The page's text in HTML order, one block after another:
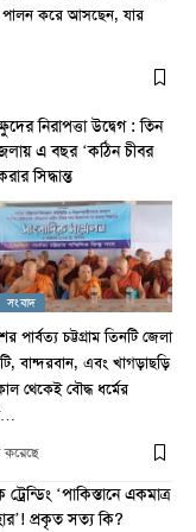
পালন করে আসছেন, যার
নিরাপত্তা উদ্বেগ : তিন
এ বছর ‘কঠিন চীবর
সিদ্ধান্ত
সংবাদ
পার্বত্য চট্টগ্রাম তিনটি জেলা
বান্দরবান, এবং খাগড়াছড়ি
থেকেই বৌদ্ধ ধর্মের
করেছে
‘পাকিস্তানে একমাত্র
প্রকৃত সত্য কি?